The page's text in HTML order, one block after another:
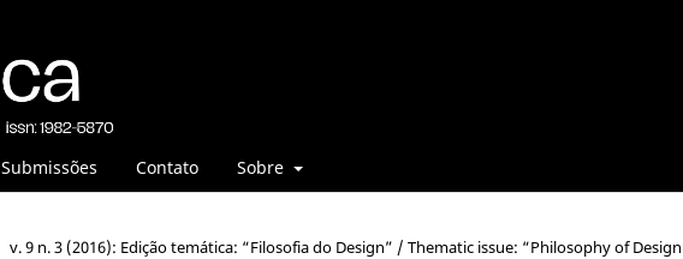
Submissões Contato Sobre
v. 9 n. 3 (2016): Edição temática: “Filosofia do Design” / Thematic issue: “Philosophy of